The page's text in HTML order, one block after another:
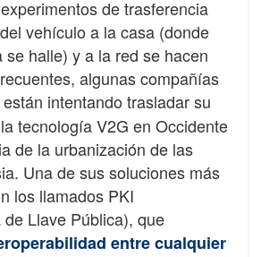
de trasferencia
vehículo a la casa (donde
se halle) y a la red se hacen
algunas compañías
están intentando trasladar su
tecnología V2G en Occidente
de la urbanización de las
Una de sus soluciones más
los llamados PKI
Llave Pública), que
entre cualquier